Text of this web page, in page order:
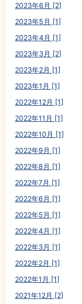
2023年6月 [2]
2023年5月 [1]
2023年4月 [1]
2023年3月 [2]
2023年2月 [1]
2023年1月 [1]
2022年12月 [1]
2022年11月 [1]
2022年10月 [1]
2022年9月 [1]
2022年8月 [1]
2022年7月 [1]
2022年6月 [1]
2022年5月 [1]
2022年4月 [1]
2022年3月 [1]
2022年2月 [1]
2022年1月 [1]
2021年12月 [2]